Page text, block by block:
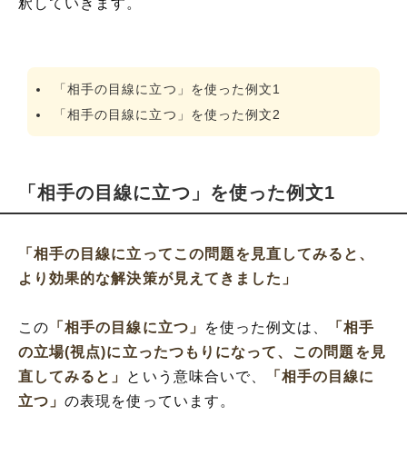
釈していきます。
「相手の目線に立つ」を使った例文1
「相手の目線に立つ」を使った例文2
「相手の目線に立つ」を使った例文1
「相手の目線に立ってこの問題を見直してみると、
より効果的な解決策が見えてきました」
この 「相手の目線に立つ」 を使った例文は、
「相手
の立場(視点)に立ったつもりになって、この問題を見
直してみると」 という意味合いで、
「相手の目線に
立つ」の表現を使っています。